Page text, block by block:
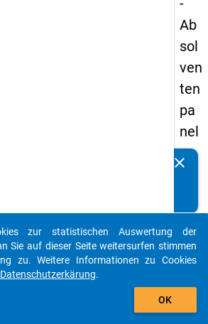
-
Ab
sol
ven
ten
pa
nel
s
-
zw
eit
clear
auto_stories
add_shopping_cart
zur statistischen Auswertung der
Sie auf dieser Seite weitersurfen stimmen
zu. Weitere Informationen zu Cookies
Datenschutzerkärung.
OK